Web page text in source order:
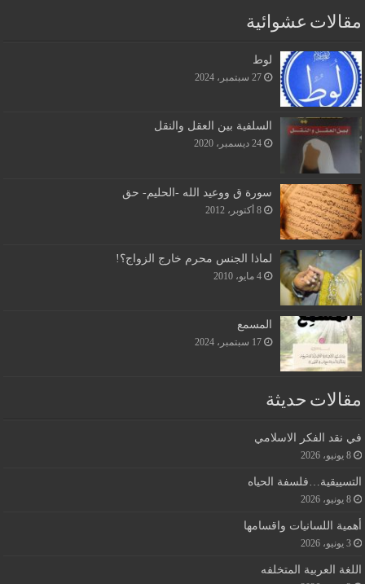
مقالات عشوائية
لوط
27 سبتمبر، 2024
السلفية بين العقل والنقل
24 ديسمبر، 2020
سورة ق ووعيد الله -الحليم- حق
8 أكتوبر، 2012
لماذا الجنس محرم خارج الزواج؟!
4 مايو، 2010
المسمع
17 سبتمبر، 2024
مقالات حديثة
في نقد الفكر الاسلامي
8 يونيو، 2026
التسييقية…فلسفة الحياه
8 يونيو، 2026
أهمية اللسانيات واقسامها
3 يونيو، 2026
اللغة العربية المتخلفه